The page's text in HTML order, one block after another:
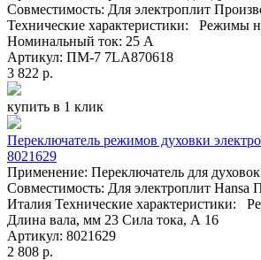
Совместимость: Для электроплит
Технические характеристики: Режимы
Номинальный ток: 25 А
Артикул: ПМ-7 7LA870618
3 822 р.
купить в 1 клик
Переключатель режимов духовки
8021629
Применение: Переключатель для
Совместимость: Для электроплит Hansa
Италия Технические характеристики:
Длина вала, мм 23 Сила тока, А 16
Артикул: 8021629
2 808 р.